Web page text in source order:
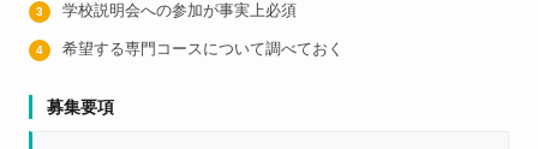
学校説明会への参加が事実上必須
希望する専門コースについて調べておく
募集要項